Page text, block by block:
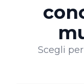
Scegli